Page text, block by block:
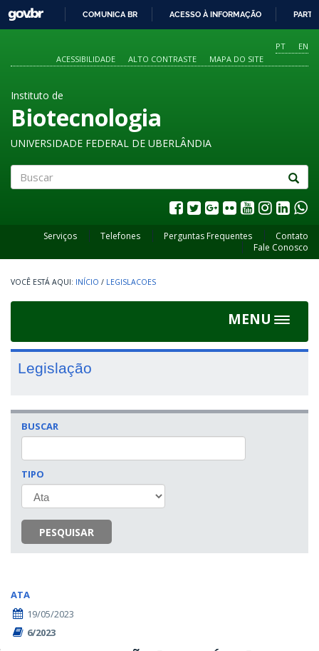
O
CONTEÚDO
GOVBR
COMUNICA BR ACESSO À INFORMAÇÃO
PT
EN
ACESSIBILIDADE
ALTO CONTRASTE MAPA DO SITE
Instituto de
Biotecnologia
UNIVERSIDADE FEDERAL DE UBERLÂNDIA
Serviços Telefones Perguntas Frequentes
Contato
Fale Conosco
INÍCIO / LEGISLACOES
MENU
Toggle
Legislação
BUSCAR
TIPO
PESQUISAR
ATA
19/05/2023
6/2023